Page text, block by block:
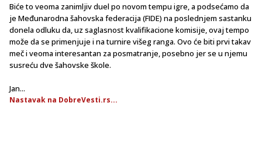
Biće to veoma zanimljiv duel po novom tempu igre, a podsećamo da
je Međunarodna šahovska federacija (FIDE) na poslednjem sastanku
donela odluku da, uz saglasnost kvalifikacione komisije, ovaj tempo
može da se primenjuje i na turnire višeg ranga. Ovo će biti prvi takav
meč i veoma interesantan za posmatranje, posebno jer se u njemu
susreću dve šahovske škole.
Jan...
Nastavak na DobreVesti.rs...